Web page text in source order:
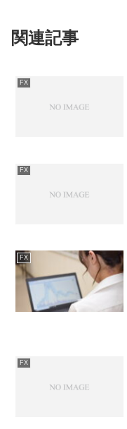
関連記事
FX
FX
FX
FX